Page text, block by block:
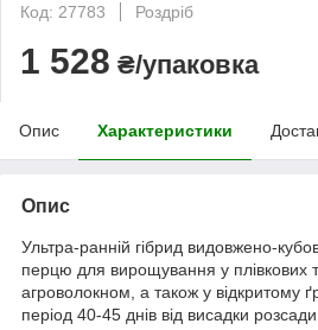
Код: 27783
Роздріб
1 528 ₴/упаковка
Опис Характеристики
Опис
Ультра-ранній гібрид видовжено-
перцю для вирощування у плівкових
агроволокном, а також у відкритому
період 40-45 днів від висадки